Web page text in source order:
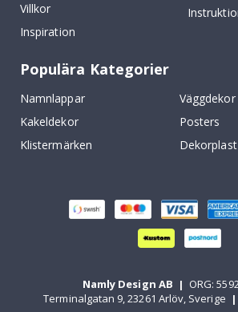
Villkor
Inspiration
Populära Kategorier
Namnlappar
Väggdekor
Kakeldekor
Posters
Klistermärken
Dekorplast
Namly Design AB | ORG:
Terminalgatan 9, 23261 Arlöv, Sverige |